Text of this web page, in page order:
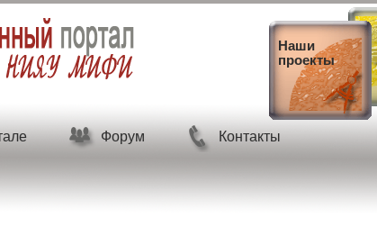
Форум Контакты
Наши
проекты